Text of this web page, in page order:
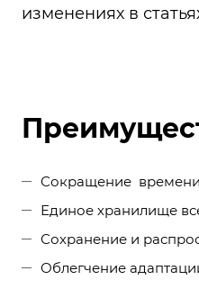
изменениях в
Сокращение
Единое хранилище
Сохранение и
Облегчение